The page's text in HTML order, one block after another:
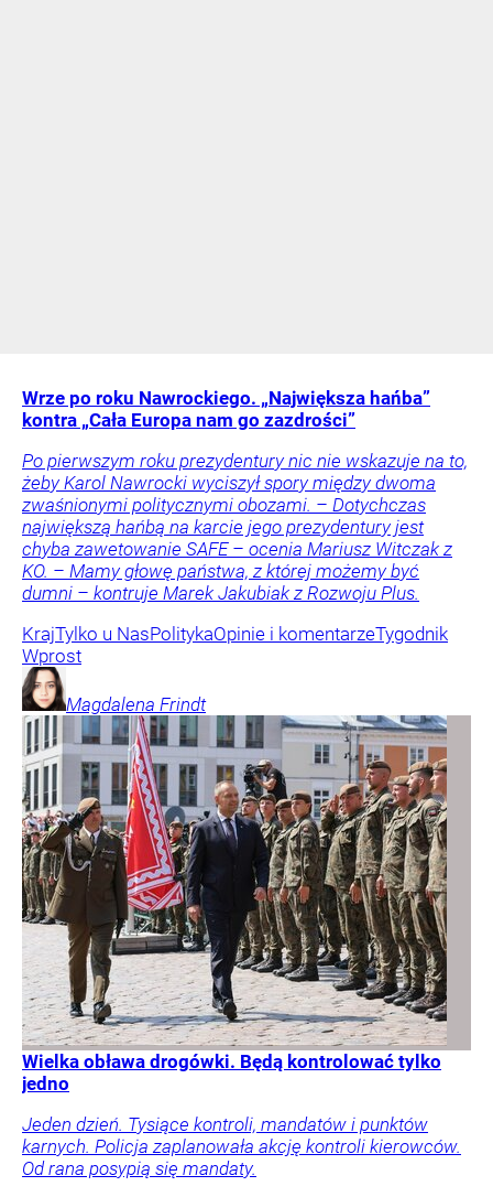
Wrze po roku Nawrockiego. „Największa hańba”
kontra „Cała Europa nam go zazdrości”
Po pierwszym roku prezydentury nic nie wskazuje na to,
żeby Karol Nawrocki wyciszył spory między dwoma
zwaśnionymi politycznymi obozami. – Dotychczas
największą hańbą na karcie jego prezydentury jest
chyba zawetowanie SAFE – ocenia Mariusz Witczak z
KO. – Mamy głowę państwa, z której możemy być
dumni – kontruje Marek Jakubiak z Rozwoju Plus.
KrajTylko u NasPolitykaOpinie i komentarzeTygodnik
Wprost
Magdalena Frindt
Wielka obława drogówki. Będą kontrolować tylko
jedno
Jeden dzień. Tysiące kontroli, mandatów i punktów
karnych. Policja zaplanowała akcję kontroli kierowców.
Od rana posypią się mandaty.